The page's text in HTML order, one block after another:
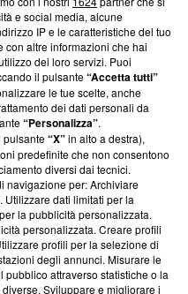
e su come ci impegniamo a
la nostra aderenza a
Blasting News non è
ha richiesto di farne
effettuato una verifica di
e social media, alcune
IP e le caratteristiche del tuo
altre informazioni che hai
dei loro servizi. Puoi
il pulsante“Accetta tutti”
le tue scelte, anche
dei dati personali da
“Personalizza”.
pulsante“X”in alto a destra),
predefinite che non consentono
diversi dai tecnici.
navigazione per: Archiviare
dati limitati per la
la pubblicità personalizzata.
personalizzata. Creare profili
profili per la selezione di
degli annunci. Misurare le
attraverso statistiche o la
Sviluppare e migliorare i